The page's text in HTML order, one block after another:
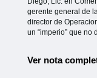
gerente general de
director de
un “imperio” que no
Ver nota